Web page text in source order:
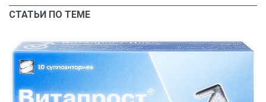
СТАТЬИ ПО ТЕМЕ